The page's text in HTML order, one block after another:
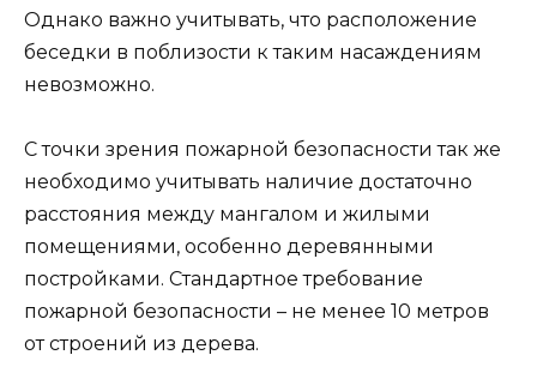
Однако важно учитывать, что расположение
беседки в поблизости к таким насаждениям
невозможно.
С точки зрения пожарной безопасности так же
необходимо учитывать наличие достаточно
расстояния между мангалом и жилыми
помещениями, особенно деревянными
постройками. Стандартное требование
пожарной безопасности – не менее 10 метров
от строений из дерева.